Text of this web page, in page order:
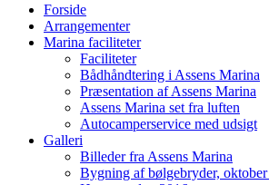
Forside
Arrangementer
Marina faciliteter
Faciliteter
Bådhåndtering i Assens Marina
Præsentation af Assens Marina
Assens Marina set fra luften
Autocamperservice med udsigt
Galleri
Billeder fra Assens Marina
Bygning af bølgebryder,